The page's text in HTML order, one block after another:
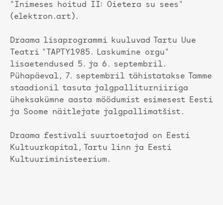
"Inimeses hoitud II: Õietera su sees"
(elektron.art).
Draama lisaprogrammi kuuluvad Tartu Uue
Teatri "TAPTY1985. Laskumine orgu"
lisaetendused 5. ja 6. septembril.
Pühapäeval, 7. septembril tähistatakse Tamme
staadionil tasuta jalgpalliturniiriga
üheksakümne aasta möödumist esimesest Eesti
ja Soome näitlejate jalgpallimatšist.
Draama festivali suurtoetajad on Eesti
Kultuurkapital, Tartu linn ja Eesti
Kultuuriministeerium.